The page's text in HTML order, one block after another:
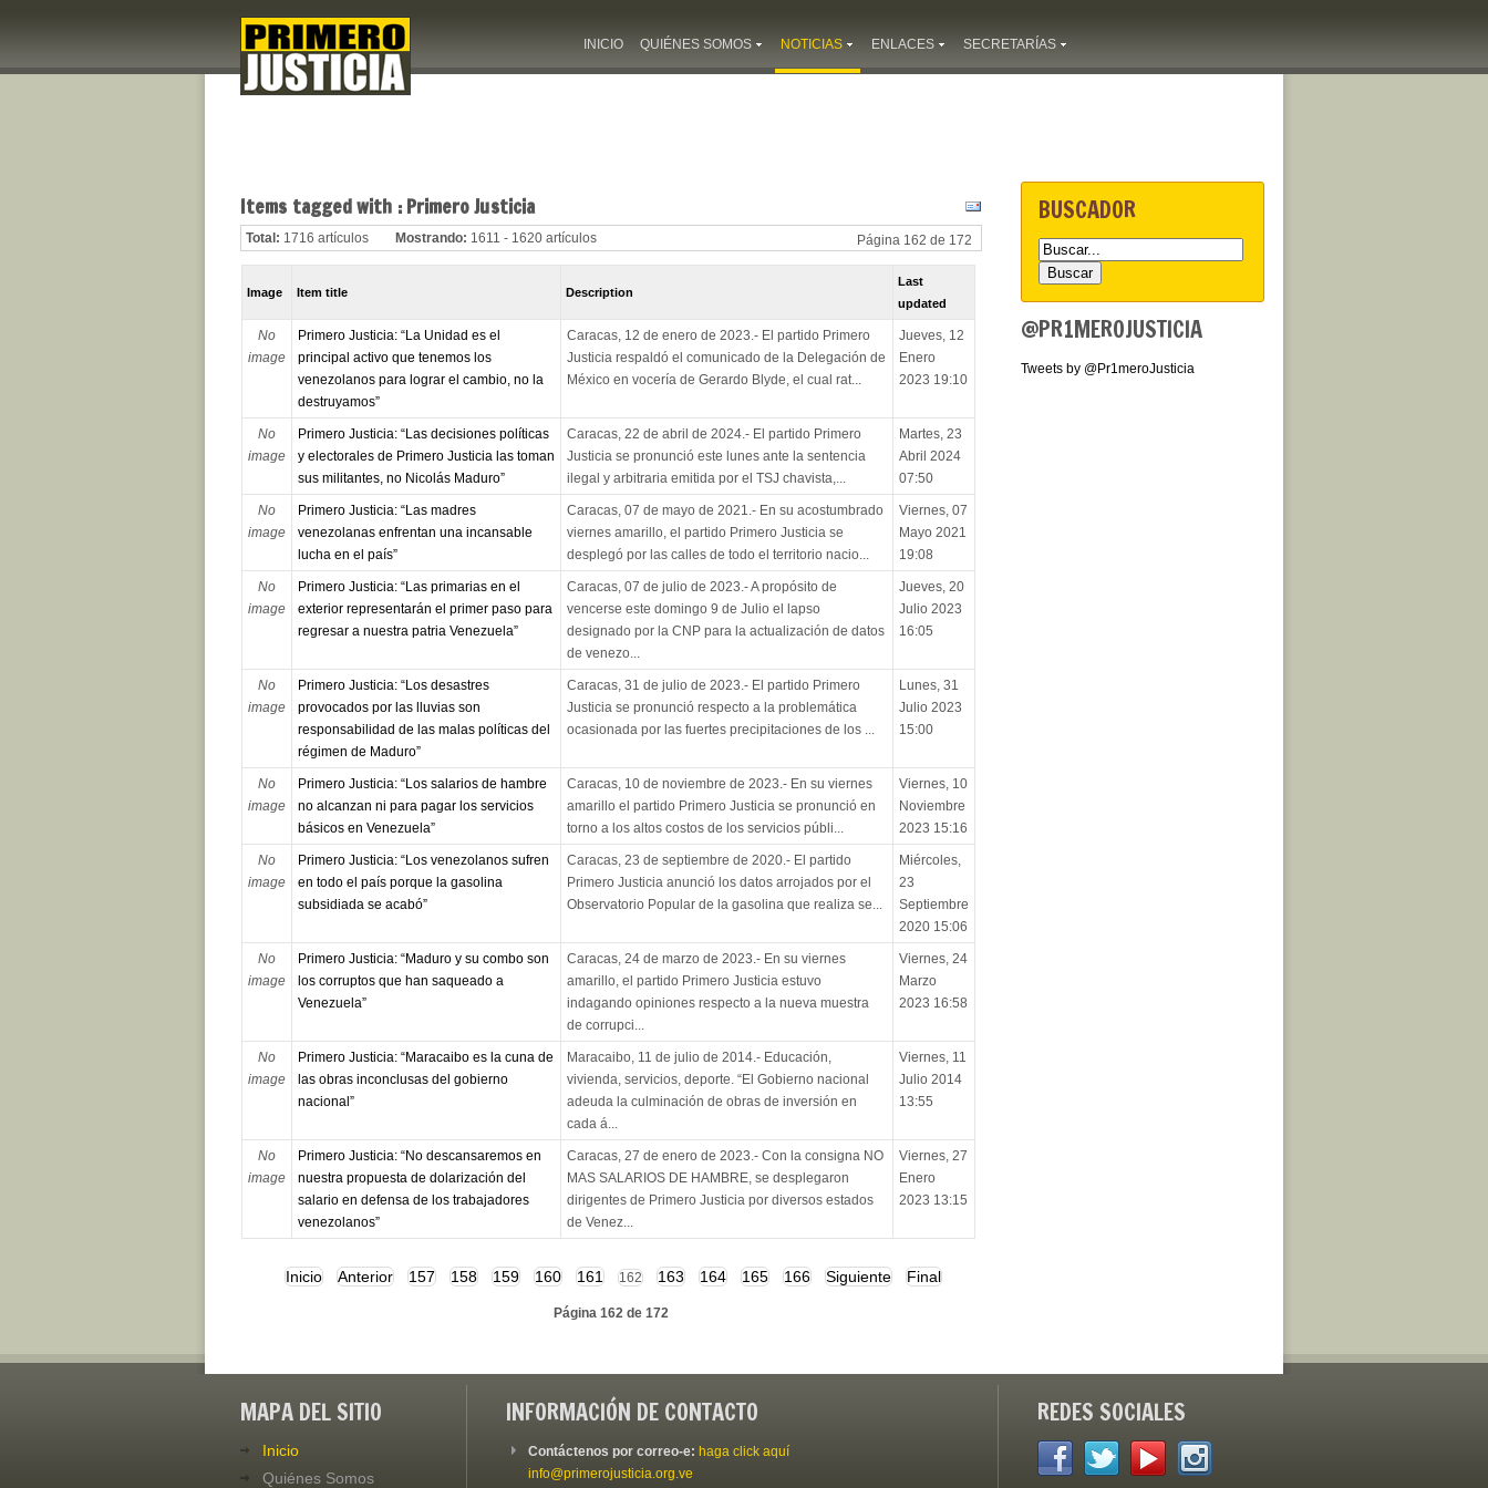
INICIO QUIÉNES SOMOS NOTICIAS ENLACES SECRETARÍAS
Items tagged with : Primero Justicia
Total: 1716 artículos Mostrando: 1611 - 1620 artículos Página 162 de 172
Image Item title Description
Last
updated
No
image
Primero Justicia: “La Unidad es el
principal activo que tenemos los
venezolanos para lograr el cambio, no la
destruyamos”
Caracas, 12 de enero de 2023.- El partido Primero
Justicia respaldó el comunicado de la Delegación de
México en vocería de Gerardo Blyde, el cual rat...
Jueves, 12
Enero
2023 19:10
No
image
Primero Justicia: “Las decisiones políticas
y electorales de Primero Justicia las toman
sus militantes, no Nicolás Maduro”
Caracas, 22 de abril de 2024.- El partido Primero
Justicia se pronunció este lunes ante la sentencia
ilegal y arbitraria emitida por el TSJ chavista,...
Martes, 23
Abril 2024
07:50
No
image
Primero Justicia: “Las madres
venezolanas enfrentan una incansable
lucha en el país”
Caracas, 07 de mayo de 2021.- En su acostumbrado
viernes amarillo, el partido Primero Justicia se
desplegó por las calles de todo el territorio nacio...
Viernes, 07
Mayo 2021
19:08
No
image
Primero Justicia: “Las primarias en el
exterior representarán el primer paso para
regresar a nuestra patria Venezuela”
Caracas, 07 de julio de 2023.- A propósito de
vencerse este domingo 9 de Julio el lapso
designado por la CNP para la actualización de datos
de venezo...
Jueves, 20
Julio 2023
16:05
No
image
Primero Justicia: “Los desastres
provocados por las lluvias son
responsabilidad de las malas políticas del
régimen de Maduro”
Caracas, 31 de julio de 2023.- El partido Primero
Justicia se pronunció respecto a la problemática
ocasionada por las fuertes precipitaciones de los ...
Lunes, 31
Julio 2023
15:00
No
image
Primero Justicia: “Los salarios de hambre
no alcanzan ni para pagar los servicios
básicos en Venezuela”
Caracas, 10 de noviembre de 2023.- En su viernes
amarillo el partido Primero Justicia se pronunció en
torno a los altos costos de los servicios públi...
Viernes, 10
Noviembre
2023 15:16
No
image
Primero Justicia: “Los venezolanos sufren
en todo el país porque la gasolina
subsidiada se acabó”
Caracas, 23 de septiembre de 2020.- El partido
Primero Justicia anunció los datos arrojados por el
Observatorio Popular de la gasolina que realiza se...
Miércoles,
23
Septiembre
2020 15:06
No
image
Primero Justicia: “Maduro y su combo son
los corruptos que han saqueado a
Venezuela”
Caracas, 24 de marzo de 2023.- En su viernes
amarillo, el partido Primero Justicia estuvo
indagando opiniones respecto a la nueva muestra
de corrupci...
Viernes, 24
Marzo
2023 16:58
No
image
Primero Justicia: “Maracaibo es la cuna de
las obras inconclusas del gobierno
nacional”
Maracaibo, 11 de julio de 2014.- Educación,
vivienda, servicios, deporte. “El Gobierno nacional
adeuda la culminación de obras de inversión en
cada á...
Viernes, 11
Julio 2014
13:55
No
image
Primero Justicia: “No descansaremos en
nuestra propuesta de dolarización del
salario en defensa de los trabajadores
venezolanos”
Caracas, 27 de enero de 2023.- Con la consigna NO
MAS SALARIOS DE HAMBRE, se desplegaron
dirigentes de Primero Justicia por diversos estados
de Venez...
Viernes, 27
Enero
2023 13:15
Inicio Anterior 157 158 159 160 161 162 163 164 165 166 Siguiente Final
Página 162 de 172
BUSCADOR
@PR1MEROJUSTICIA
Tweets by @Pr1meroJusticia
MAPA DEL SITIO
Inicio
Quiénes Somos
INFORMACIÓN DE CONTACTO
Contáctenos por correo-e: haga click aquí
info@primerojusticia.org.ve
REDES SOCIALES